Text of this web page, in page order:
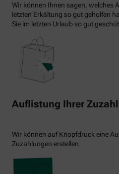
Wir können Ihnen sagen, welches
letzten Erkältung so gut geholfen
Sie im letzten Urlaub so gut
Auflistung Ihrer
Wir können auf Knopfdruck eine
Zuzahlungen erstellen.